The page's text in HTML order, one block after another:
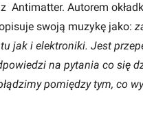
Antimatter. Autorem
swoją muzykę jako:
jak i elektroniki. Jest
na pytania co się
pomiędzy tym, co